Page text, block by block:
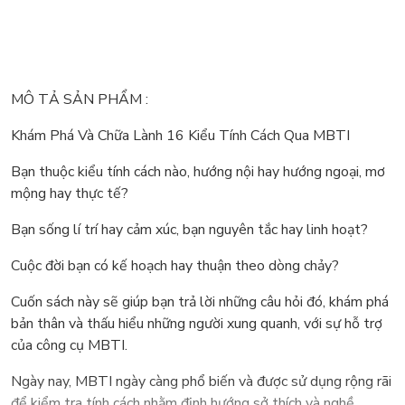
MÔ TẢ SẢN PHẨM :
Khám Phá Và Chữa Lành 16 Kiểu Tính Cách Qua MBTI
Bạn thuộc kiểu tính cách nào, hướng nội hay hướng ngoại, mơ
mộng hay thực tế?
Bạn sống lí trí hay cảm xúc, bạn nguyên tắc hay linh hoạt?
Cuộc đời bạn có kế hoạch hay thuận theo dòng chảy?
Cuốn sách này sẽ giúp bạn trả lời những câu hỏi đó, khám phá
bản thân và thấu hiểu những người xung quanh, với sự hỗ trợ
của công cụ MBTI.
Ngày nay, MBTI ngày càng phổ biến và được sử dụng rộng rãi